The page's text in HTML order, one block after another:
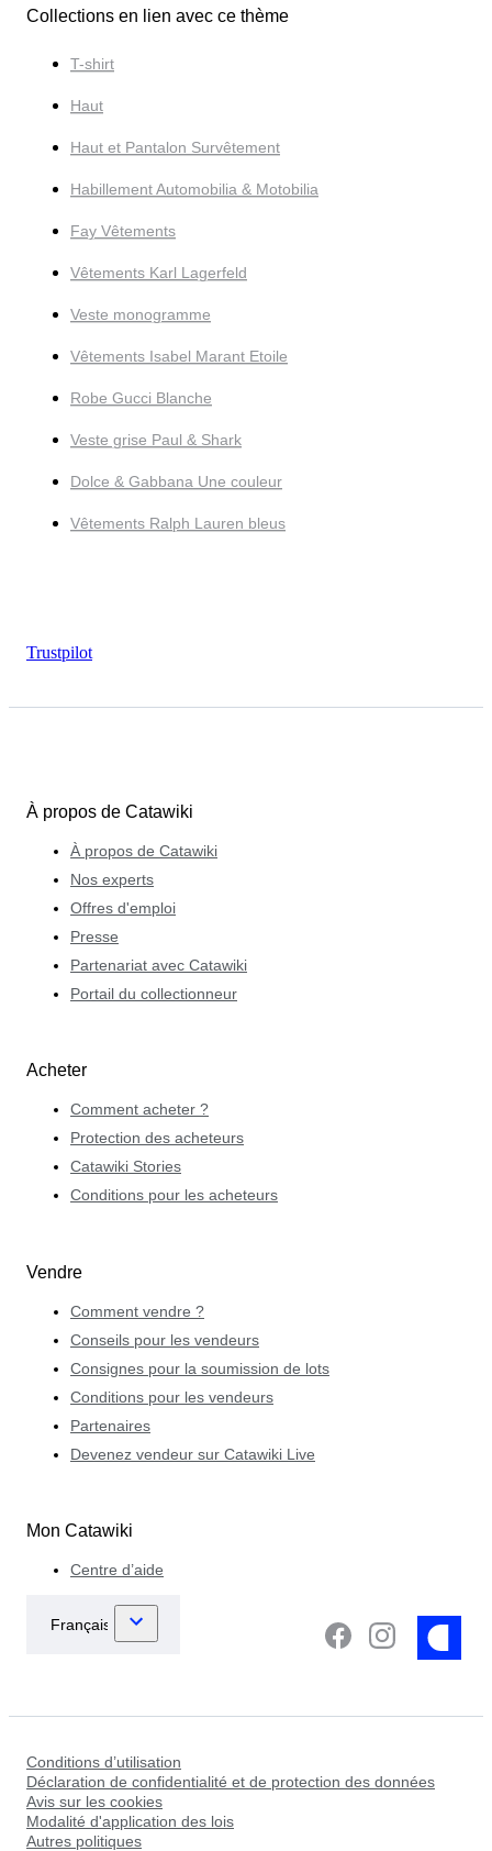
Collections en lien avec ce thème
T-shirt
Haut
Haut et Pantalon Survêtement
Habillement Automobilia & Motobilia
Fay Vêtements
Vêtements Karl Lagerfeld
Veste monogramme
Vêtements Isabel Marant Etoile
Robe Gucci Blanche
Veste grise Paul & Shark
Dolce & Gabbana Une couleur
Vêtements Ralph Lauren bleus
Trustpilot
À propos de Catawiki
À propos de Catawiki
Nos experts
Offres d'emploi
Presse
Partenariat avec Catawiki
Portail du collectionneur
Acheter
Comment acheter ?
Protection des acheteurs
Catawiki Stories
Conditions pour les acheteurs
Vendre
Comment vendre ?
Conseils pour les vendeurs
Consignes pour la soumission de lots
Conditions pour les vendeurs
Partenaires
Devenez vendeur sur Catawiki Live
Mon Catawiki
Centre d’aide
Conditions d’utilisation
Déclaration de confidentialité et de protection des données
Avis sur les cookies
Modalité d'application des lois
Autres politiques